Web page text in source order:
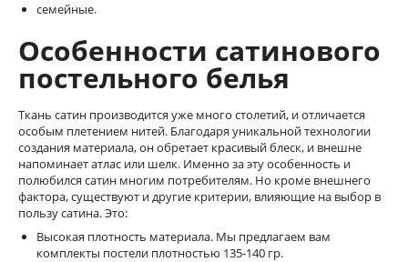
семейные.
Особенности сатинового
постельного белья
Ткань сатин производится уже много столетий, и отличается
особым плетением нитей. Благодаря уникальной технологии
создания материала, он обретает красивый блеск, и внешне
напоминает атлас или шелк. Именно за эту особенность и
полюбился сатин многим потребителям. Но кроме внешнего
фактора, существуют и другие критерии, влияющие на выбор в
пользу сатина. Это:
Высокая плотность материала. Мы предлагаем вам
комплекты постели плотностью 135-140 гр.